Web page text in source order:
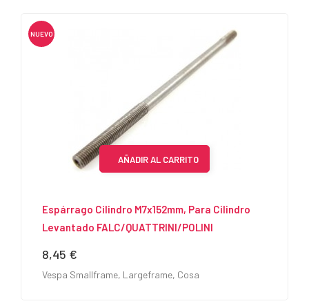
NUEVO
AÑADIR AL CARRITO
Espárrago Cilindro M7x152mm, Para Cilindro
Levantado FALC/QUATTRINI/POLINI
Precio
8,45 €
Vespa Smallframe, Largeframe, Cosa